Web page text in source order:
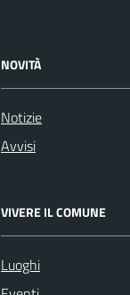
NOVITÀ
Notizie
Avvisi
VIVERE IL COMUNE
Luoghi